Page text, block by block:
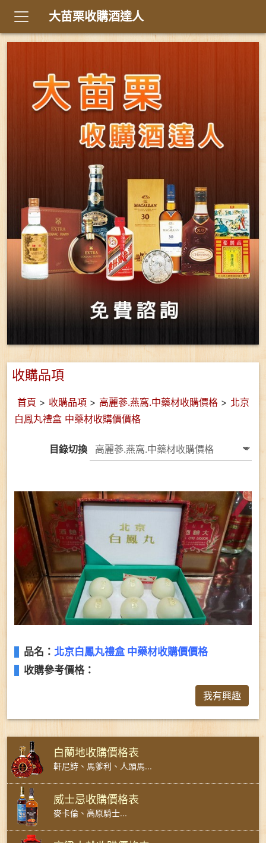
大苗栗收購酒達人
收購品項
首頁 > 收購品項 > 高麗蔘.燕窩.中藥材收購價格 > 北京
白鳳丸禮盒 中藥材收購價價格
目錄切換
品名： 北京白鳳丸禮盒 中藥材收購價價格
收購參考價格：
我有興趣
白蘭地收購價格表
軒尼詩、馬爹利、人頭馬...
威士忌收購價格表
麥卡倫、高原騎士...